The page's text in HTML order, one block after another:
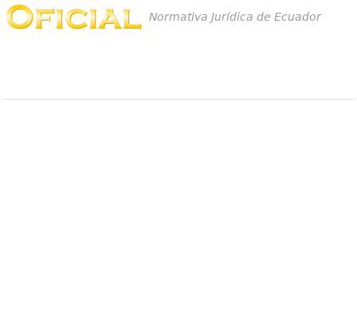
Normativa Jurídica de Ecuador